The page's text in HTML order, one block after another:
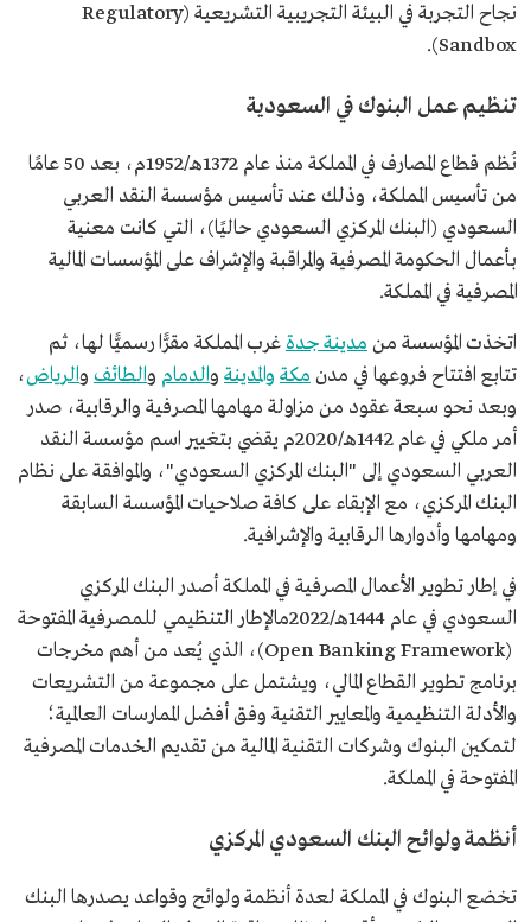
نجاح التجربة في البيئة التجريبية التشريعية (Regulatory
Sandbox).
تنظيم عمل البنوك في السعودية
نُظم قطاع المصارف في المملكة منذ عام 1372هـ/1952م، بعد 50 عامًا
من تأسيس المملكة، وذلك عند تأسيس مؤسسة النقد العربي
السعودي (البنك المركزي السعودي حاليًا)، التي كانت معنية
بأعمال الحكومة المصرفية والمراقبة والإشراف على المؤسسات المالية
المصرفية في المملكة.
اتخذت المؤسسة من مدينة جدة غرب المملكة مقرًّا رسميًّا لها، ثم
تتابع افتتاح فروعها في مدن مكة والمدينة والدمام والطائف والرياض،
وبعد نحو سبعة عقود من مزاولة مهامها المصرفية والرقابية، صدر
أمر ملكي في عام 1442هـ/2020م يقضي بتغيير اسم مؤسسة النقد
العربي السعودي إلى "البنك المركزي السعودي"، والموافقة على نظام
البنك المركزي، مع الإبقاء على كافة صلاحيات المؤسسة السابقة
ومهامها وأدوارها الرقابية والإشرافية.
في إطار تطوير الأعمال المصرفية في المملكة أصدر البنك المركزي
السعودي في عام 1444هـ/2022مالإطار التنظيمي للمصرفية المفتوحة
(Open Banking Framework)، الذي يُعد من أهم مخرجات
برنامج تطوير القطاع المالي، ويشتمل على مجموعة من التشريعات
والأدلة التنظيمية والمعايير التقنية وفق أفضل الممارسات العالمية؛
لتمكين البنوك وشركات التقنية المالية من تقديم الخدمات المصرفية
المفتوحة في المملكة.
أنظمة ولوائح البنك السعودي المركزي
تخضع البنوك في المملكة لعدة أنظمة ولوائح وقواعد يصدرها البنك